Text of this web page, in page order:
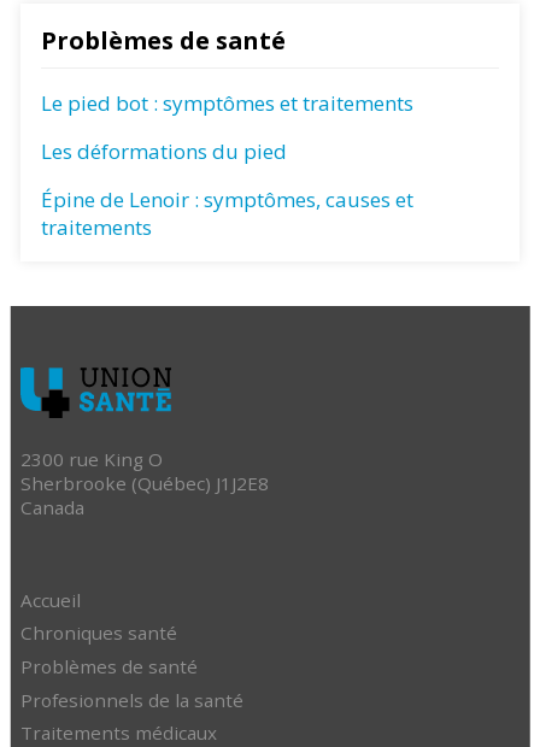
Problèmes de santé
Le pied bot : symptômes et traitements
Les déformations du pied
Épine de Lenoir : symptômes, causes et
traitements
2300 rue King O
Sherbrooke (Québec) J1J2E8
Canada
Accueil
Chroniques santé
Problèmes de santé
Profesionnels de la santé
Traitements médicaux